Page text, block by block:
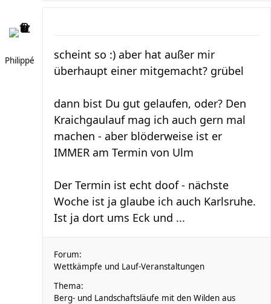
Philippé
scheint so :) aber hat außer mir
überhaupt einer mitgemacht? grübel
dann bist Du gut gelaufen, oder? Den
Kraichgaulauf mag ich auch gern mal
machen - aber blöderweise ist er
IMMER am Termin von Ulm
Der Termin ist echt doof - nächste
Woche ist ja glaube ich auch Karlsruhe.
Ist ja dort ums Eck und ...
Forum:
Wettkämpfe und Lauf-Veranstaltungen
Thema:
Berg- und Landschaftsläufe mit den Wilden aus